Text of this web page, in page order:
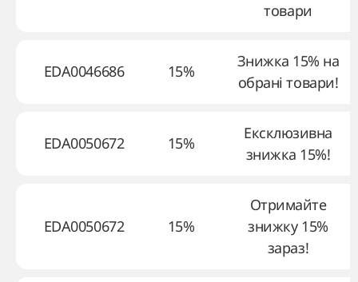
товари
EDA0046686 15%
Знижка 15% на
обрані товари!
EDA0050672 15%
Ексклюзивна
знижка 15%!
EDA0050672 15%
Отримайте
знижку 15%
зараз!